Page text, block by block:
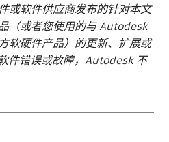
或软件供应商发布的针对本文
（或者您使用的与 Autodesk
软硬件产品）的更新、扩展或
件错误或故障，Autodesk 不